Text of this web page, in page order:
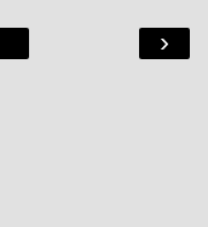
›